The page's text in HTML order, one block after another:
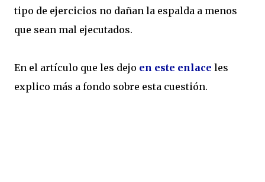
tipo de ejercicios no dañan la espalda a menos
que sean mal ejecutados.
En el artículo que les dejo en este enlace les
explico más a fondo sobre esta cuestión.